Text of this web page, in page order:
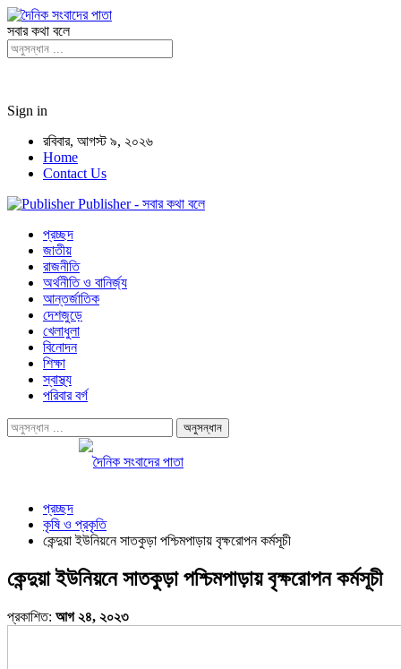
সবার কথা বলে
Sign in
রবিবার, আগস্ট ৯, ২০২৬
Home
Contact Us
Publisher - সবার কথা বলে
প্রচ্ছদ
জাতীয়
রাজনীতি
অর্থনীতি ও বানির্জ্য
আন্তর্জাতিক
দেশজুড়ে
খেলাধুলা
বিনোদন
শিক্ষা
স্বাস্থ্য
পরিবার বর্গ
প্রচ্ছদ
কৃষি ও প্রকৃতি
কেন্দুয়া ইউনিয়নে সাতকুড়া পশ্চিমপাড়ায় বৃক্ষরোপন কর্মসূচী
কেন্দুয়া ইউনিয়নে সাতকুড়া পশ্চিমপাড়ায় বৃক্ষরোপন কর্মসূচী
প্রকাশিত: আগ ২৪, ২০২৩